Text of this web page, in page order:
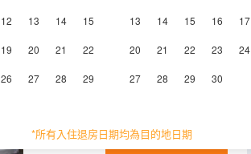
12 13 14 15
19 20 21 22
26 27 28 29
13 14 15 16 17
20 21 22 23 24
27 28 29 30
*所有入住退房日期均為目的地日期
安享景觀家庭三床房
60㎡ 22層 空調